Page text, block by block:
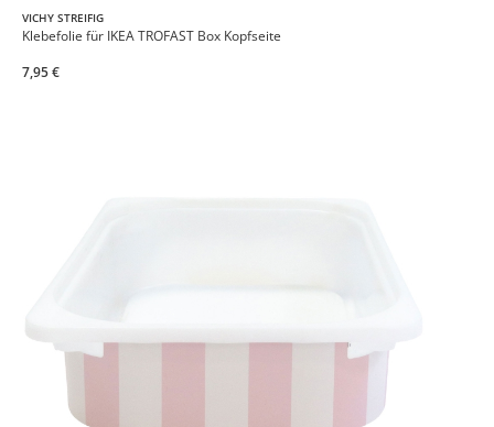
VICHY STREIFIG
Klebefolie für IKEA TROFAST Box Kopfseite
7,95 €